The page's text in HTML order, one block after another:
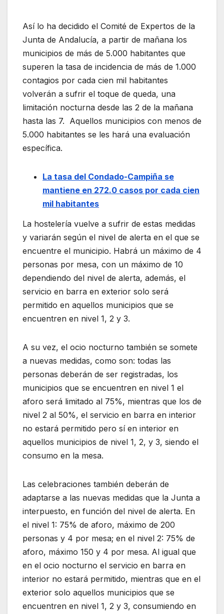
Así lo ha decidido el Comité de Expertos de la
Junta de Andalucía, a partir de mañana los
municipios de más de 5.000 habitantes que
superen la tasa de incidencia de más de 1.000
contagios por cada cien mil habitantes
volverán a sufrir el toque de queda, una
limitación nocturna desde las 2 de la mañana
hasta las 7. Aquellos municipios con menos de
5.000 habitantes se les hará una evaluación
específica.
La tasa del Condado-Campiña se
mantiene en 272.0 casos por cada cien
mil habitantes
La hostelería vuelve a sufrir de estas medidas
y variarán según el nivel de alerta en el que se
encuentre el municipio. Habrá un máximo de 4
personas por mesa, con un máximo de 10
dependiendo del nivel de alerta, además, el
servicio en barra en exterior solo será
permitido en aquellos municipios que se
encuentren en nivel 1, 2 y 3.
A su vez, el ocio nocturno también se somete
a nuevas medidas, como son: todas las
personas deberán de ser registradas, los
municipios que se encuentren en nivel 1 el
aforo será limitado al 75%, mientras que los de
nivel 2 al 50%, el servicio en barra en interior
no estará permitido pero sí en interior en
aquellos municipios de nivel 1, 2, y 3, siendo el
consumo en la mesa.
Las celebraciones también deberán de
adaptarse a las nuevas medidas que la Junta a
interpuesto, en función del nivel de alerta. En
el nivel 1: 75% de aforo, máximo de 200
personas y 4 por mesa; en el nivel 2: 75% de
aforo, máximo 150 y 4 por mesa. Al igual que
en el ocio nocturno el servicio en barra en
interior no estará permitido, mientras que en el
exterior solo aquellos municipios que se
encuentren en nivel 1, 2 y 3, consumiendo en